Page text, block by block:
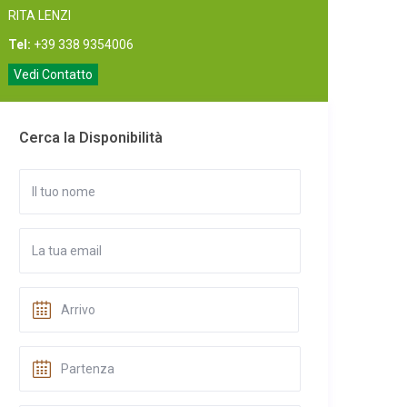
RITA LENZI
Tel: +39 338 9354006
Vedi Contatto
Cerca la Disponibilità